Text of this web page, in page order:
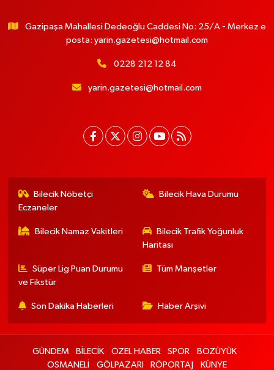
Gazipaşa Mahallesi Dedeoğlu Caddesi No: 25/A - Merkez e
posta: yarin.gazetesi@hotmail.com
0228 212 12 84
yarin.gazetesi@hotmail.com
Bilecik Nöbetçi
Eczaneler
Bilecik Hava Durumu
Bilecik Namaz Vakitleri
Bilecik Trafik Yoğunluk
Haritası
Süper Lig Puan Durumu
ve Fikstür
Tüm Manşetler
Son Dakika Haberleri Haber Arşivi
GÜNDEM BİLECİK ÖZEL HABER SPOR
BOZÜYÜK
OSMANELİ
GÖLPAZARI RÖPORTAJ KÜNYE